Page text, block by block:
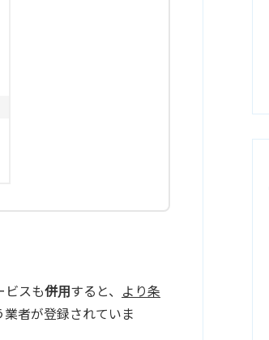
ビスも併用 すると、 より条
者が登録されていま